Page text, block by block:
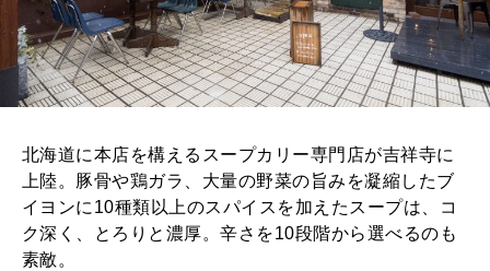
北海道に本店を構えるスープカリー専門店が吉祥寺に
上陸。豚骨や鶏ガラ、大量の野菜の旨みを凝縮したブ
イヨンに10種類以上のスパイスを加えたスープは、コ
ク深く、とろりと濃厚。辛さを10段階から選べるのも
素敵。